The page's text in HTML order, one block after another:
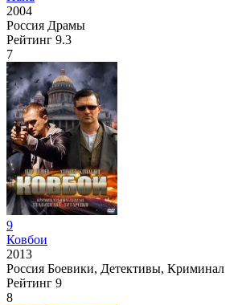
2004
Россия Драмы
Рейтинг 9.3
7
9
Ковбои
2013
Россия Боевики, Детективы, Криминал
Рейтинг 9
8